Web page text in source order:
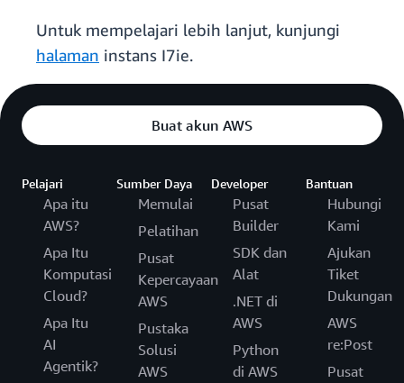
Untuk mempelajari lebih lanjut, kunjungi
halaman instans I7ie.
Buat akun AWS
Pelajari
Apa itu
AWS?
Apa Itu
Komputasi
Cloud?
Apa Itu
AI
Agentik?
Sumber Daya
Memulai
Pelatihan
Pusat
Kepercayaan
AWS
Pustaka
Solusi
AWS
Developer
Pusat
Builder
SDK dan
Alat
.NET di
AWS
Python
di AWS
Bantuan
Hubungi
Kami
Ajukan
Tiket
Dukungan
AWS
re:Post
Pusat